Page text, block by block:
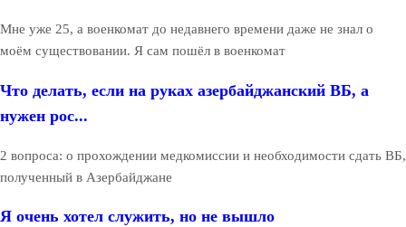
Мне уже 25, а военкомат до недавнего времени даже не знал о
моём существовании. Я сам пошёл в военкомат
Что делать, если на руках азербайджанский ВБ, а
нужен рос...
2 вопроса: о прохождении медкомиссии и необходимости сдать ВБ,
полученный в Азербайджане
Я очень хотел служить, но не вышло